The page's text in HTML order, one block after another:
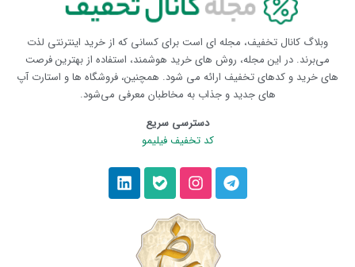
وبلاگ کانال تخفیف، مجله ای است برای کسانی که از خرید اینترنتی لذت
می‌برند. در این مجله، روش های خرید هوشمند، استفاده از بهترین فرصت
های خرید و کدهای تخفیف ارائه می شود. همچنین، فروشگاه ها و استارت آپ
های جدید و جذاب به مخاطبان معرفی می‌شود.
دسترسی سریع
کد تخفیف فیلیمو